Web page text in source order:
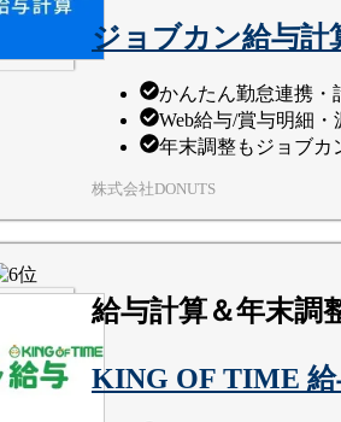
ジョブカン給与計
かんたん勤怠連携・
Web給与/賞与明細・
年末調整もジョブカ
株式会社DONUTS
給与計算＆年末調
KING OF TIME 給